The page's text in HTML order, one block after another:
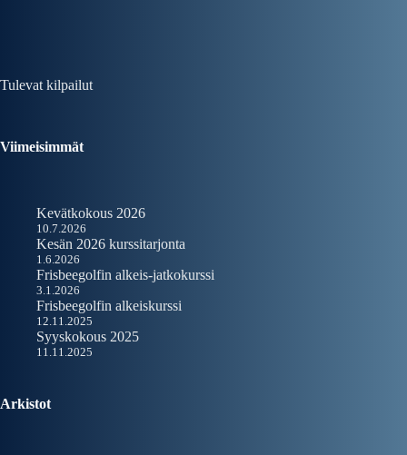
Tulevat kilpailut
Viimeisimmät
Kevätkokous 2026
10.7.2026
Kesän 2026 kurssitarjonta
1.6.2026
Frisbeegolfin alkeis-jatkokurssi
3.1.2026
Frisbeegolfin alkeiskurssi
12.11.2025
Syyskokous 2025
11.11.2025
Arkistot